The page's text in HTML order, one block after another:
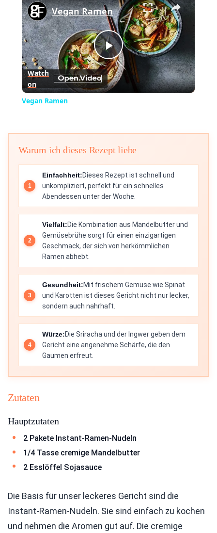
Play
Video
Vegan Ramen
Watch
on
Vegan Ramen
Warum ich dieses Rezept liebe
Einfachheit:Dieses Rezept ist schnell und
unkompliziert, perfekt für ein schnelles
Abendessen unter der Woche.
Vielfalt:Die Kombination aus Mandelbutter und
Gemüsebrühe sorgt für einen einzigartigen
Geschmack, der sich von herkömmlichen
Ramen abhebt.
Gesundheit:Mit frischem Gemüse wie Spinat
und Karotten ist dieses Gericht nicht nur lecker,
sondern auch nahrhaft.
Würze:Die Sriracha und der Ingwer geben dem
Gericht eine angenehme Schärfe, die den
Gaumen erfreut.
Zutaten
Hauptzutaten
2 Pakete Instant-Ramen-Nudeln
1/4 Tasse cremige Mandelbutter
2 Esslöffel Sojasauce
Die Basis für unser leckeres Gericht sind die
Instant-Ramen-Nudeln. Sie sind einfach zu kochen
und nehmen die Aromen gut auf. Die cremige